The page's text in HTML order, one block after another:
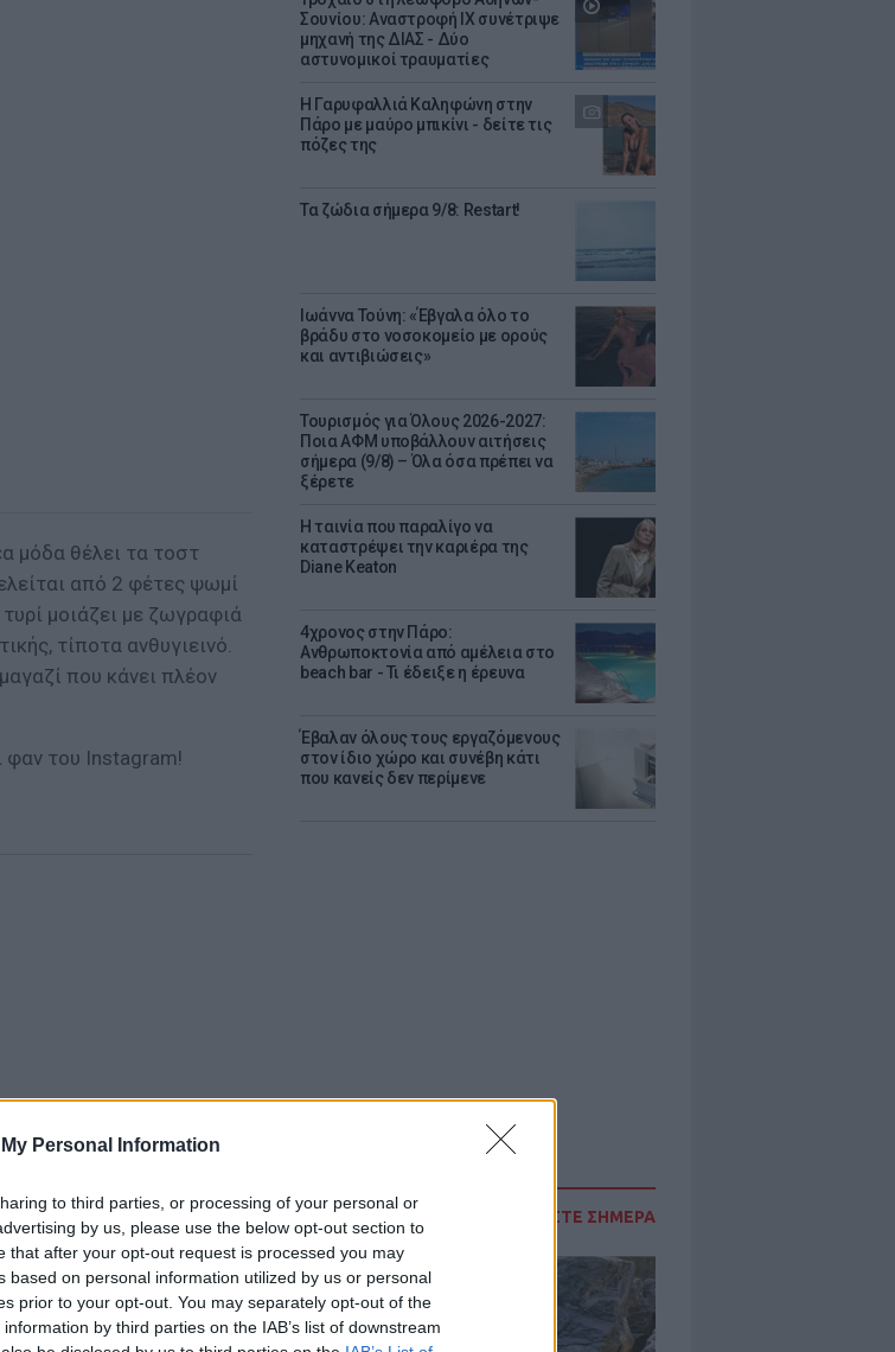
Personal Information
to third parties, or processing of your personal or
by us, please use the below opt-out section to
that after your opt-out request is processed you may
based on personal information utilized by us or personal
prior to your opt-out. You may separately opt-out of the
by third parties on the IAB’s list of downstream
Σουνίου: Αναστροφή ΙΧ συνέτριψε
μηχανή της ΔΙΑΣ - Δύο
αστυνομικοί τραυματίες
Η Γαρυφαλλιά Καληφώνη στην
Πάρο με μαύρο μπικίνι - δείτε τις
πόζες της
Τα ζώδια σήμερα 9/8: Restart!
Ιωάννα Τούνη: «Έβγαλα όλο το
βράδυ στο νοσοκομείο με ορούς
και αντιβιώσεις»
Τουρισμός για Όλους 2026-2027:
Ποια ΑΦΜ υποβάλλουν αιτήσεις
σήμερα (9/8) – Όλα όσα πρέπει να
ξέρετε
Η ταινία που παραλίγο να
καταστρέψει την καριέρα της
Diane Keaton
4χρονος στην Πάρο:
Ανθρωποκτονία από αμέλεια στο
beach bar - Τι έδειξε η έρευνα
Έβαλαν όλους τους εργαζόμενους
στον ίδιο χώρο και συνέβη κάτι
που κανείς δεν περίμενε
ΔΙΑΒΑΣΤΕ ΣΗΜΕΡΑ
μόδα θέλει τα τοστ
από 2 φέτες ψωμί
μοιάζει με ζωγραφιά
τίποτα ανθυγιεινό.
που κάνει πλέον
φαν του Instagram!